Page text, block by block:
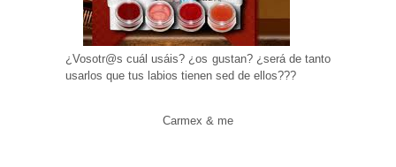
¿Vosotr@s cuál usáis? ¿os gustan? ¿será de tanto
usarlos que tus labios tienen sed de ellos???
Carmex & me